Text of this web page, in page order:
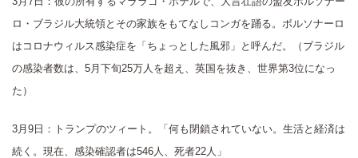
ロ・ブラジル大統領とその家族をもてなしコンガを踊る。ボルソナーロ
はコロナウィルス感染症を「ちょっとした風邪」と呼んだ。（ブラジル
の感染者数は、5月下旬25万人を超え、英国を抜き、世界第3位になっ
た）
3月9日：トランプのツィート。「何も閉鎖されていない。生活と経済は
続く。現在、感染確認者は546人、死者22人」